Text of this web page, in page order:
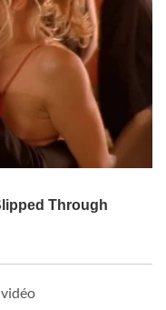
vidéo